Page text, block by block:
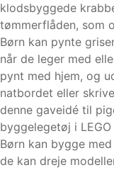
klodsbyggede
tømmerflåden, som
Børn kan pynte
når de leger med
pynt med hjem, og
natbordet eller
denne gaveidé til
byggelegetøj i
Børn kan bygge
de kan dreje